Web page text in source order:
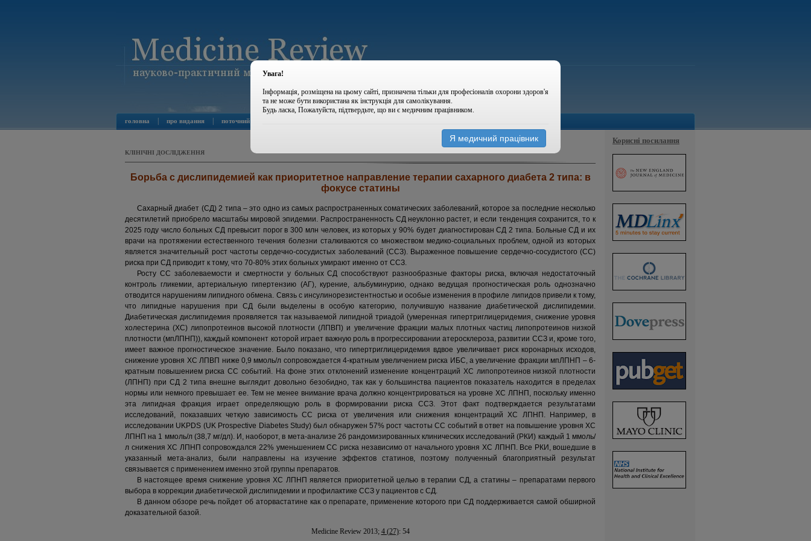
головна про видання поточний номер
КЛІНІЧНІ ДОСЛІДЖЕННЯ
Борьба с дислипидемией как приоритетное направление терапии сахарного диабета 2 типа: в
фокусе статины
Сахарный диабет (СД) 2 типа – это одно из самых распространенных соматических заболеваний, которое за последние несколько
десятилетий приобрело масштабы мировой эпидемии. Распространенность СД неуклонно растет, и если тенденция сохранится, то к
2025 году число больных СД превысит порог в 300 млн человек, из которых у 90% будет диагностирован СД 2 типа. Больные СД и их
врачи на протяжении естественного течения болезни сталкиваются со множеством медико-социальных проблем, одной из которых
является значительный рост частоты сердечно-сосудистых заболеваний (ССЗ). Выраженное повышение сердечно-сосудистого (СС)
риска при СД приводит к тому, что 70-80% этих больных умирают именно от ССЗ.
Росту СС заболеваемости и смертности у больных СД способствуют разнообразные факторы риска, включая недостаточный
контроль гликемии, артериальную гипертензию (АГ), курение, альбуминурию, однако ведущая прогностическая роль однозначно
отводится нарушениям липидного обмена. Связь с инсулинорезистентностью и особые изменения в профиле липидов привели к тому,
что липидные нарушения при СД были выделены в особую категорию, получившую название диабетической дислипидемии.
Диабетическая дислипидемия проявляется так называемой липидной триадой (умеренная гипертриглицеридемия, снижение уровня
холестерина (ХС) липопротеинов высокой плотности (ЛПВП) и увеличение фракции малых плотных частиц липопротеинов низкой
плотности (мпЛПНП)), каждый компонент которой играет важную роль в прогрессировании атеросклероза, развитии ССЗ и, кроме того,
имеет важное прогностическое значение. Было показано, что гипертриглицеридемия вдвое увеличивает риск коронарных исходов,
снижение уровня ХС ЛПВП ниже 0,9 ммоль/л сопровождается 4-кратным увеличением риска ИБС, а увеличение фракции мпЛПНП – 6-
кратным повышением риска СС событий. На фоне этих отклонений изменение концентраций ХС липопротеинов низкой плотности
(ЛПНП) при CД 2 типа внешне выглядит довольно безобидно, так как у большинства пациентов показатель находится в пределах
нормы или немного превышает ее. Тем не менее внимание врача должно концентрироваться на уровне ХС ЛПНП, поскольку именно
эта липидная фракция играет определяющую роль в формировании риска ССЗ. Этот факт подтверждается результатами
исследований, показавших четкую зависимость СС риска от увеличения или снижения концентраций ХС ЛПНП. Например, в
исследовании UKPDS (UK Prospective Diabetes Study) был обнаружен 57% рост частоты СС событий в ответ на повышение уровня ХС
ЛПНП на 1 ммоль/л (38,7 мг/дл). И, наоборот, в мета-анализе 26 рандомизированных клинических исследований (РКИ) каждый 1 ммоль/
л снижения ХС ЛПНП сопровождался 22% уменьшением СС риска независимо от начального уровня ХС ЛПНП. Все РКИ, вошедшие в
указанный мета-анализ, были направлены на изучение эффектов статинов, поэтому полученный благоприятный результат
связывается с применением именно этой группы препаратов.
В настоящее время снижение уровня ХС ЛПНП является приоритетной целью в терапии СД, а статины – препаратами первого
выбора в коррекции диабетической дислипидемии и профилактике ССЗ у пациентов с СД.
В данном обзоре речь пойдет об аторвастатине как о препарате, применение которого при СД поддерживается самой обширной
доказательной базой.
Medicine Review 2013; 4 (27): 54
Корисні посилання
Увага!
Інформація, розміщена на цьому сайті, призначена тільки для професіоналів охорони здоров'я
та не може бути використана як інструкція для самолікування.
Будь ласка, Пожалуйста, підтвердьте, що ви є медичним працівником.
Я медичний працівник